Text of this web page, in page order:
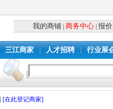
我的商铺 商务中心 |报
三江商家 人才招聘 行业展
[在此登记商家]